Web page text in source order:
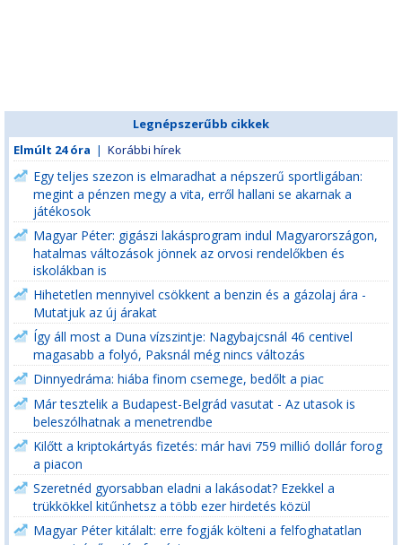
Legnépszerűbb cikkek
Elmúlt 24 óra | Korábbi hírek
Egy teljes szezon is elmaradhat a népszerű sportligában:
megint a pénzen megy a vita, erről hallani se akarnak a
játékosok
Magyar Péter: gigászi lakásprogram indul Magyarországon,
hatalmas változások jönnek az orvosi rendelőkben és
iskolákban is
Hihetetlen mennyivel csökkent a benzin és a gázolaj ára -
Mutatjuk az új árakat
Így áll most a Duna vízszintje: Nagybajcsnál 46 centivel
magasabb a folyó, Paksnál még nincs változás
Dinnyedráma: hiába finom csemege, bedőlt a piac
Már tesztelik a Budapest-Belgrád vasutat - Az utasok is
beleszólhatnak a menetrendbe
Kilőtt a kriptokártyás fizetés: már havi 759 millió dollár forog
a piacon
Szeretnéd gyorsabban eladni a lakásodat? Ezekkel a
trükkökkel kitűnhetsz a több ezer hirdetés közül
Magyar Péter kitálalt: erre fogják költeni a felfoghatatlan